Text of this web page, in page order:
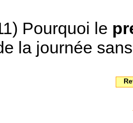
Pourquoi le
la journée